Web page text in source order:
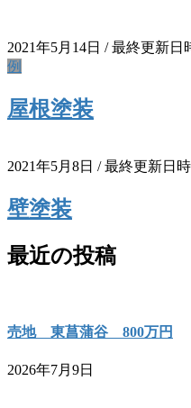
2021年5月14日 / 最終更新日
例
屋根塗装
2021年5月8日 / 最終更新日
壁塗装
最近の投稿
売地 東菖蒲谷 800万円
2026年7月9日